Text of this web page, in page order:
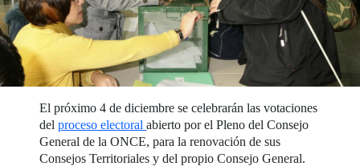
El próximo 4 de diciembre se celebrarán las votaciones
delproceso electoralabierto por el Pleno del Consejo
General de la ONCE, para la renovación de sus
Consejos Territoriales y del propio Consejo General.